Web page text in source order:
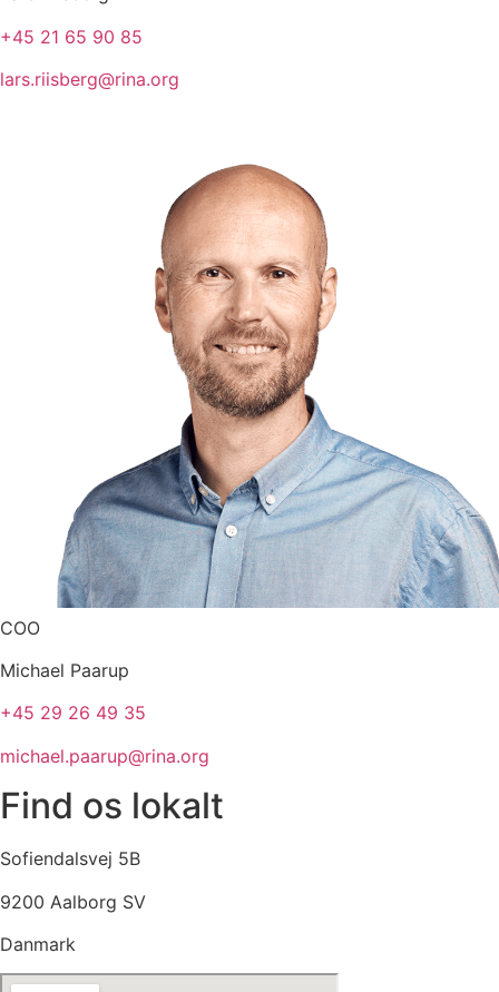
+45 21 65 90 85
lars.riisberg@rina.org
COO
Michael Paarup
+45 29 26 49 35
michael.paarup@rina.org
Find os lokalt
Sofiendalsvej 5B
9200 Aalborg SV
Danmark